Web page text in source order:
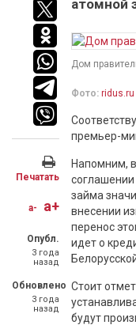
Печатать
a- a+
Опубл.
3 года
назад
Обновлено
3 года
назад
атомной
Дом
Фото: ridus.ru
премьер-
Напомним,
займа
внесении
перенос
идет о
Стоит
будут